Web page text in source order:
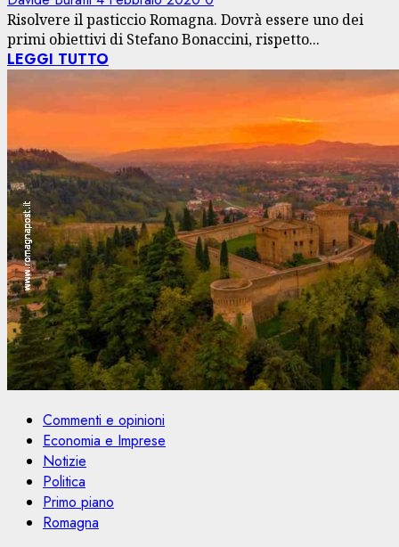
Risolvere il pasticcio Romagna. Dovrà essere uno dei
primi obiettivi di Stefano Bonaccini, rispetto...
LEGGI TUTTO
Commenti e opinioni
Economia e Imprese
Notizie
Politica
Primo piano
Romagna